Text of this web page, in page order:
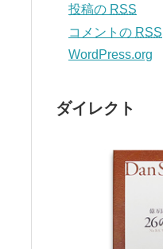
投稿の RSS
コメントの RSS
WordPress.org
ダイレクト